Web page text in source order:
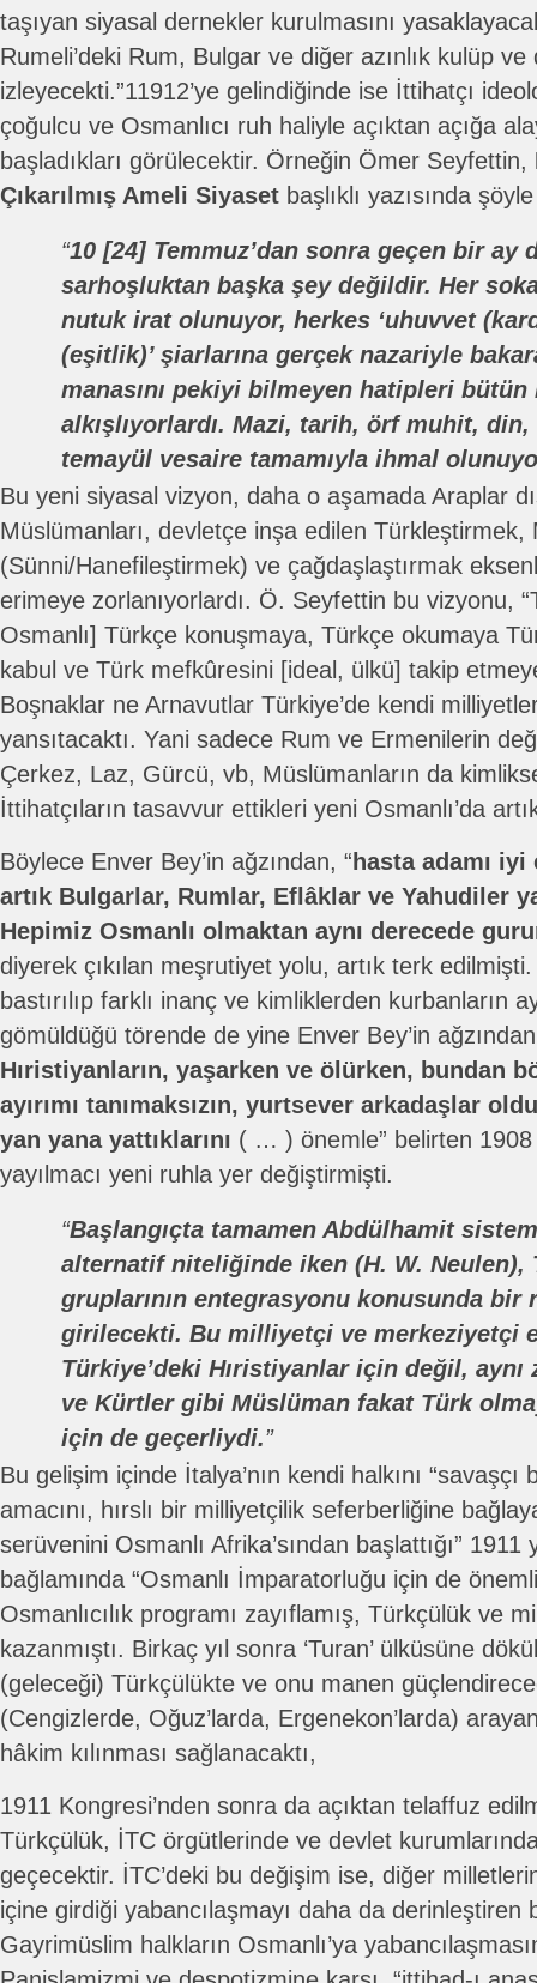
taşıyan siyasal dernekler kurulmasını
Rumeli’deki Rum, Bulgar ve diğer azınlık kulüp ve
izleyecekti.”11912’ye gelindiğinde ise İttihatçı
çoğulcu ve Osmanlıcı ruh haliyle açıktan açığa
başladıkları görülecektir. Örneğin Ömer Seyfettin,
Çıkarılmış Ameli Siyaset başlıklı yazısında
“10 [24] Temmuz’dan sonra geçen bir ay
sarhoşluktan başka şey değildir. Her
nutuk irat olunuyor, herkes ‘uhuvvet
(eşitlik)’ şiarlarına gerçek nazariyle
manasını pekiyi bilmeyen hatipleri
alkışlıyorlardı. Mazi, tarih, örf muhit, din,
temayül vesaire tamamıyla ihmal
Bu yeni siyasal vizyon, daha o aşamada Araplar
Müslümanları, devletçe inşa edilen Türkleştirmek,
(Sünni/Hanefileştirmek) ve çağdaşlaştırmak
erimeye zorlanıyorlardı. Ö. Seyfettin bu vizyonu,
Osmanlı] Türkçe konuşmaya, Türkçe okumaya
kabul ve Türk mefkûresini [ideal, ülkü] takip
Boşnaklar ne Arnavutlar Türkiye’de kendi
yansıtacaktı. Yani sadece Rum ve Ermenilerin
Çerkez, Laz, Gürcü, vb, Müslümanların da
İttihatçıların tasavvur ettikleri yeni Osmanlı’da
Böylece Enver Bey’in ağzından, “ hasta adamı
artık Bulgarlar, Rumlar, Eflâklar ve Yahudiler
Hepimiz Osmanlı olmaktan aynı derecede
diyerek çıkılan meşrutiyet yolu, artık terk
bastırılıp farklı inanç ve kimliklerden kurbanların
gömüldüğü törende de yine Enver Bey’in
Hıristiyanların, yaşarken ve ölürken, bundan
ayırımı tanımaksızın, yurtsever arkadaşlar
yan yana yattıklarını ( … ) önemle” belirten
yayılmacı yeni ruhla yer değiştirmişti.
“Başlangıçta tamamen Abdülhamit
alternatif niteliğinde iken (H. W. Neulen),
gruplarının entegrasyonu konusunda
girilecekti. Bu milliyetçi ve merkeziyetçi
Türkiye’deki Hıristiyanlar için değil, aynı
ve Kürtler gibi Müslüman fakat Türk
için de geçerliydi.”
Bu gelişim içinde İtalya’nın kendi halkını
amacını, hırslı bir milliyetçilik seferberliğine
serüvenini Osmanlı Afrika’sından başlattığı” 1911
bağlamında “Osmanlı İmparatorluğu için de
Osmanlıcılık programı zayıflamış, Türkçülük ve
kazanmıştı. Birkaç yıl sonra ‘Turan’ ülküsüne
(geleceği) Türkçülükte ve onu manen
(Cengizlerde, Oğuz’larda, Ergenekon’larda)
hâkim kılınması sağlanacaktı,
1911 Kongresi’nden sonra da açıktan telaffuz
Türkçülük, İTC örgütlerinde ve devlet
geçecektir. İTC’deki bu değişim ise, diğer
içine girdiği yabancılaşmayı daha da derinleştiren
Gayrimüslim halkların Osmanlı’ya